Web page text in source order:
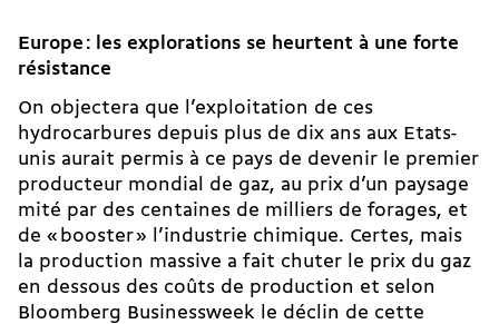
Europe : les explorations se heurtent à une forte
résistance
On objectera que l’exploitation de ces
hydrocarbures depuis plus de dix ans aux Etats-
unis aurait permis à ce pays de devenir le premier
producteur mondial de gaz, au prix d’un paysage
mité par des centaines de milliers de forages, et
de « booster » l’industrie chimique. Certes, mais
la production massive a fait chuter le prix du gaz
en dessous des coûts de production et selon
Bloomberg Businessweek le déclin de cette